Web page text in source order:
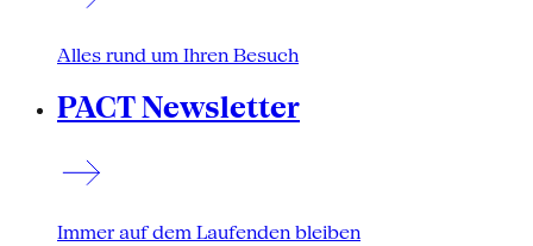
Alles rund um Ihren Besuch
PACT Newsletter
Immer auf dem Laufenden bleiben